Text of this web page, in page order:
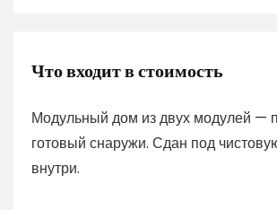
Что входит в стоимость
Модульный дом из двух модулей —
готовый снаружи. Сдан под
внутри.